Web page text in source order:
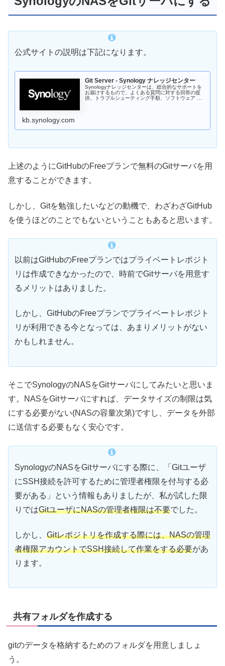
公式サイトの説明は下記になります。
Git Server - Synology ナレッジセンター
Synologyナレッジセンターは、総合的なサポートを
お届けするもので、よくある質問に対する回答の提
供、トラブルシューティング手順、ソフトウェア チ
kb.synology.com
上述のようにGitHubのFreeプランで無料のGitサーバを用
意することができます。
しかし、Gitを勉強したいなどの動機で、わざわざGitHub
を使うほどのことでもないということもあると思います。
以前はGitHubのFreeプランではプライベートレポジト
リは作成できなかったので、時前でGitサーバを用意す
るメリットはありました。
しかし、GitHubのFreeプランでプライベートレポジト
リが利用できる今となっては、あまりメリットがない
かもしれません。
そこでSynologyのNASをGitサーバにしてみたいと思いま
す。NASをGitサーバにすれば、データサイズの制限は気
にする必要がない(NASの容量次第)ですし、データを外部
に送信する必要もなく安心です。
SynologyのNASをGitサーバにする際に、「Gitユーザ
にSSH接続を許可するために管理者権限を付与する必
要がある」という情報もありましたが、私が試した限
りではGitユーザにNASの管理者権限は不要でした。
しかし、 Gitレポジトリを作成する際には、NASの管理
者権限アカウントでSSH接続して作業をする必要があ
ります。
共有フォルダを作成する
gitのデータを格納するためのフォルダを用意しましょ
う。